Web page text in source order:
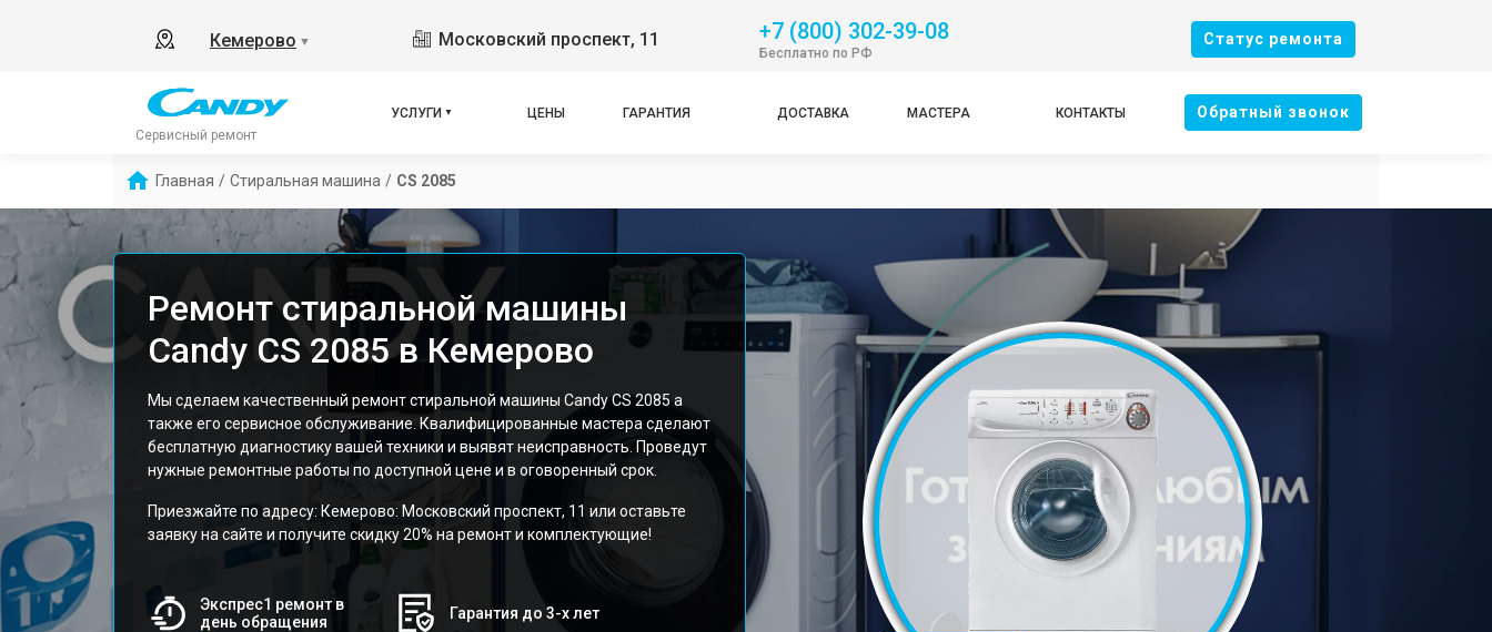
Кемерово ▼ Московский проспект, 11 +7 (800) 302-39-08
Бесплатно по РФ
Cтатус ремонта
Сервисный ремонт
УСЛУГИ ЦЕНЫ ГАРАНТИЯ ДОСТАВКА МАСТЕРА КОНТАКТЫ Oбратный звонок
Главная / Стиральная машина / CS 2085
Ремонт стиральной машины
Candy CS 2085 в Кемерово
Мы сделаем качественный ремонт стиральной машины Candy CS 2085 а
также его сервисное обслуживание. Квалифицированные мастера сделают
бесплатную диагностику вашей техники и выявят неисправность. Проведут
нужные ремонтные работы по доступной цене и в оговоренный срок.
Приезжайте по адресу: Кемерово: Московский проспект, 11 или оставьте
заявку на сайте и получите скидку 20% на ремонт и комплектующие!
Экспрес1 ремонт в
день обращения
Гарантия до 3-х лет